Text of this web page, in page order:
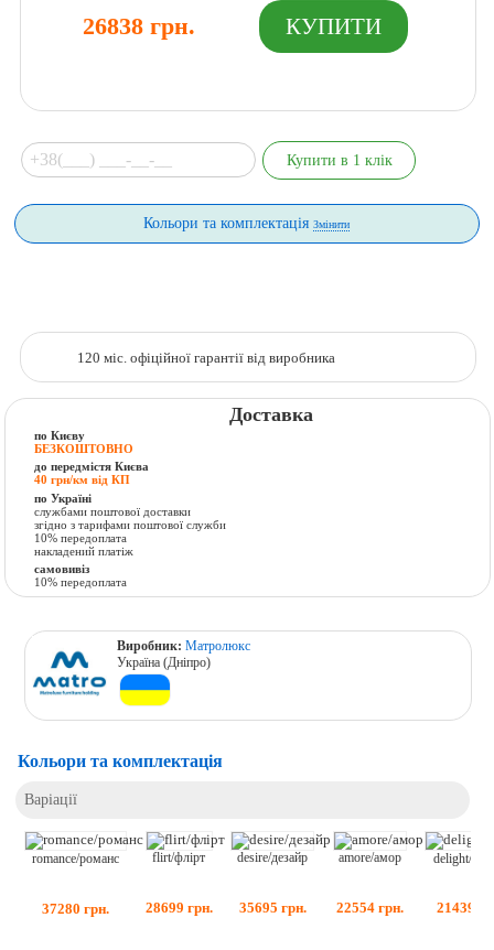
26838 грн.
Кольори та комплектаціяЗмінити
120 міс. офіційної гарантії від виробника
Доставка
по Києву
БЕЗКОШТОВНО
до передмістя Києва
40 грн/км від КП
по Україні
службами поштової доставки
згідно з тарифами поштової служби
10% передоплата
накладений платіж
самовивіз
10% передоплата
Виробник:Матролюкс
Україна (Дніпро)
Кольори та комплектація
Варіації
romance/романс
37280 грн.
flirt/флірт
28699 грн.
desire/дезайр
35695 грн.
amore/амор
22554 грн.
delight/
21439